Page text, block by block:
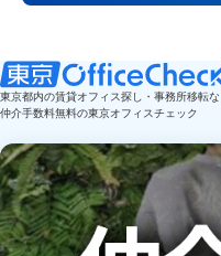
東京都内の賃貸オフィス探し・事務所移転
仲介手数料無料の東京オフィスチェック